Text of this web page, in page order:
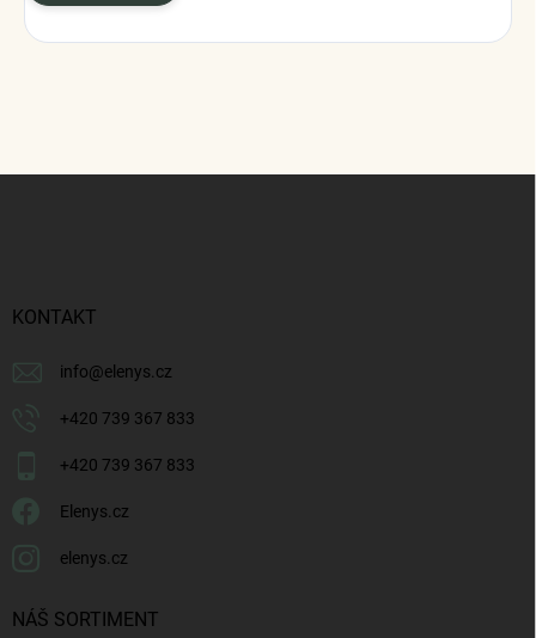
KONTAKT
info@elenys.cz
+420 739 367 833
+420 739 367 833
Elenys.cz
elenys.cz
NÁŠ SORTIMENT